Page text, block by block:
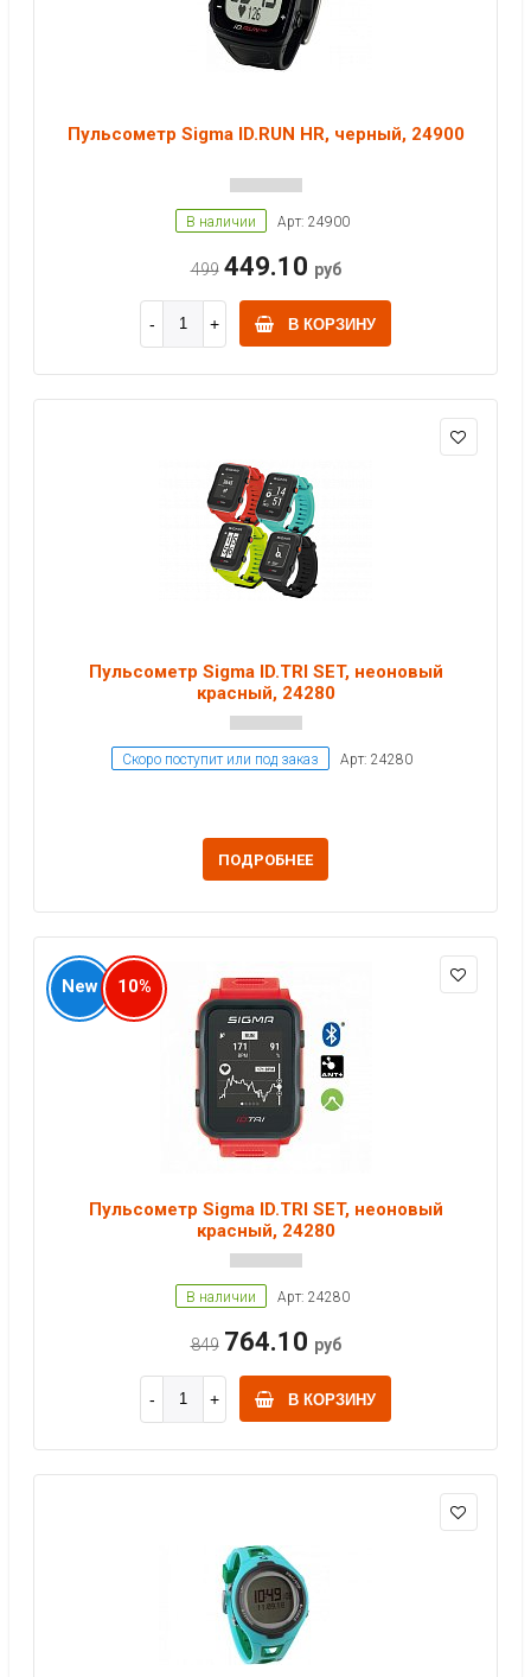
Пульсометр Sigma ID.RUN HR, черный, 24900
В наличии Арт: 24900
499 449.10 руб
В КОРЗИНУ
Пульсометр Sigma ID.TRI SET, неоновый
красный, 24280
Скоро поступит или под заказ Арт: 24280
ПОДРОБНЕЕ
New 10%
Пульсометр Sigma ID.TRI SET, неоновый
красный, 24280
В наличии Арт: 24280
849 764.10 руб
В КОРЗИНУ